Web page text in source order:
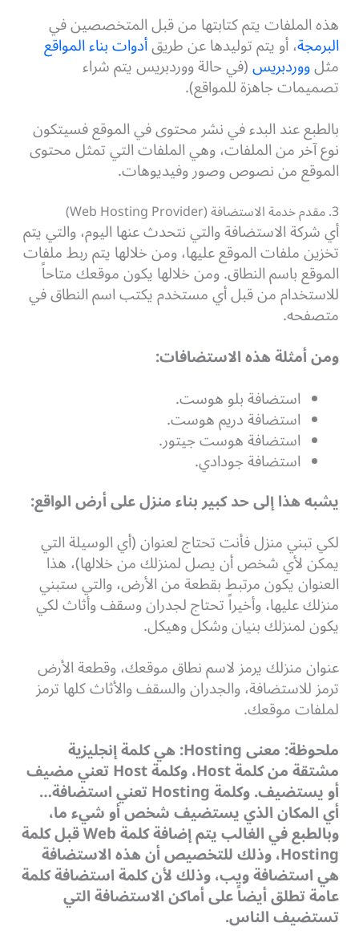
هذه الملفات يتم كتابتها من قبل المتخصصين في
البرمجة، أو يتم توليدها عن طريقأدوات بناء المواقع
مثلووردبريس(في حالة ووردبريس يتم شراء
تصميمات جاهزة للمواقع).
بالطبع عند البدء في نشر محتوى في الموقع فسيتكون
نوع آخر من الملفات، وهي الملفات التي تمثل محتوى
الموقع من نصوص وصور وفيديوهات.
3. مقدم خدمة الاستضافة (Web Hosting Provider)
أي شركة الاستضافة والتي نتحدث عنها اليوم، والتي يتم
تخزين ملفات الموقع عليها، ومن خلالها يتم ربط ملفات
الموقع باسم النطاق. ومن خلالها يكون موقعك متاحاً
للاستخدام من قبل أي مستخدم يكتب اسم النطاق في
متصفحه.
ومن أمثلة هذه الاستضافات:
استضافة بلو هوست.
استضافة دريم هوست.
استضافة هوست جيتور.
استضافة جودادي.
يشبه هذا إلى حد كبير بناء منزل على أرض الواقع:
لكي تبني منزل فأنت تحتاج لعنوان (أي الوسيلة التي
يمكن لأي شخص أن يصل لمنزلك من خلالها)، هذا
العنوان يكون مرتبط بقطعة من الأرض، والتي ستبني
منزلك عليها،وأخيراً تحتاج لجدران وسقف وأثاث لكي
يكون لمنزلك بنيان وشكل وهيكل.
عنوان منزلك يرمز لاسم نطاق موقعك، وقطعة الأرض
ترمز للاستضافة، والجدران والسقف والأثاث كلها ترمز
لملفات موقعك.
ملحوظة: معنى Hosting: هي كلمة إنجليزية
مشتقة من كلمة Host، وكلمة Host تعني مضيف
أو يستضيف. وكلمة Hosting تعني استضافة…
أي المكان الذي يستضيف شخص أو شيء ما،
وبالطبع في الغالب يتم إضافة كلمة Web قبل كلمة
Hosting، وذلك للتخصيص أن هذه الاستضافة
هي استضافة ويب، وذلك لأن كلمة استضافة كلمة
عامة تطلق أيضاً على أماكن الاستضافة التي
تستضيف الناس.